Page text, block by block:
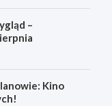
–
Kino